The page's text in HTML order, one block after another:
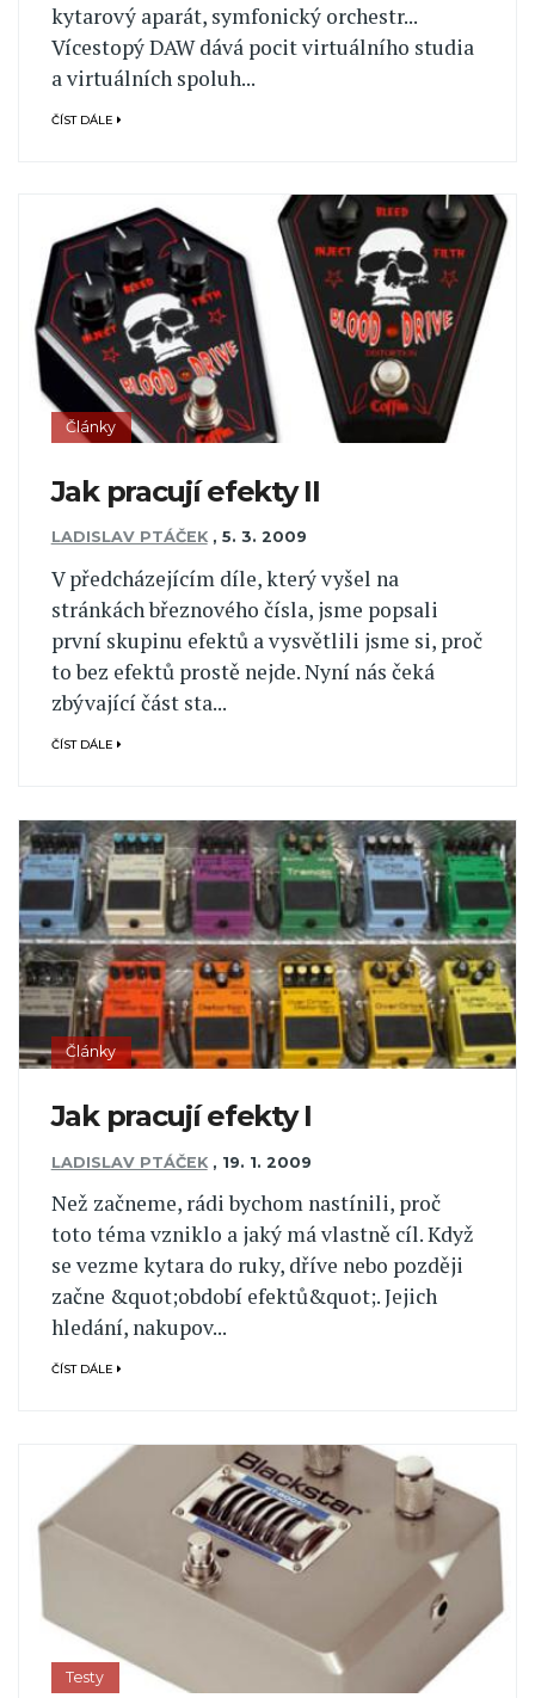
kytarový aparát, symfonický orchestr...
Vícestopý DAW dává pocit virtuálního studia
a virtuálních spoluh...
ČÍST DÁLE
Články
Jak pracují efekty II
LADISLAV PTÁČEK , 5. 3. 2009
V předcházejícím díle, který vyšel na
stránkách březnového čísla, jsme popsali
první skupinu efektů a vysvětlili jsme si, proč
to bez efektů prostě nejde. Nyní nás čeká
zbývající část sta...
ČÍST DÁLE
Články
Jak pracují efekty I
LADISLAV PTÁČEK , 19. 1. 2009
Než začneme, rádi bychom nastínili, proč
toto téma vzniklo a jaký má vlastně cíl. Když
se vezme kytara do ruky, dříve nebo později
začne &quot;období efektů&quot;. Jejich
hledání, nakupov...
ČÍST DÁLE
Testy